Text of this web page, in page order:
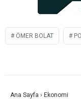
ÖMER BOLAT
Ana Sayfa › Ekonomi